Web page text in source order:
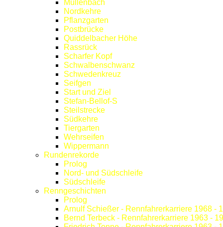
Müllenbach
Nordkehre
Pflanzgarten
Postbrücke
Quiddelbacher Höhe
Rassrück
Scharfer Kopf
Schwalbenschwanz
Schwedenkreuz
Seifgen
Start und Ziel
Stefan-Bellof-S
Steilstrecke
Südkehre
Tiergarten
Wehrseifen
Wippermann
Rundenrekorde
Prolog
Nord- und Südschleife
Südschleife
Renngeschichten
Prolog
Arnulf Schießer - Rennfahrerkarriere 1968 -
Bernd Terbeck - Rennfahrerkarriere 1963 -